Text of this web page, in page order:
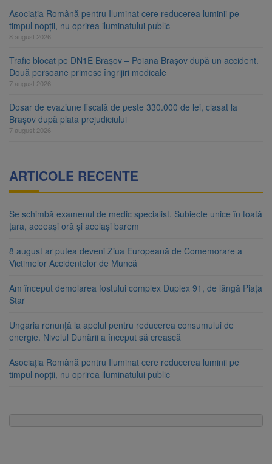
Asociația Română pentru Iluminat cere reducerea luminii pe
timpul nopții, nu oprirea iluminatului public
8 august 2026
Trafic blocat pe DN1E Brașov – Poiana Brașov după un accident.
Două persoane primesc îngrijiri medicale
7 august 2026
Dosar de evaziune fiscală de peste 330.000 de lei, clasat la
Brașov după plata prejudiciului
7 august 2026
ARTICOLE RECENTE
Se schimbă examenul de medic specialist. Subiecte unice în toată
țara, aceeași oră și același barem
8 august ar putea deveni Ziua Europeană de Comemorare a
Victimelor Accidentelor de Muncă
Am început demolarea fostului complex Duplex 91, de lângă Piața
Star
Ungaria renunță la apelul pentru reducerea consumului de
energie. Nivelul Dunării a început să crească
Asociația Română pentru Iluminat cere reducerea luminii pe
timpul nopții, nu oprirea iluminatului public